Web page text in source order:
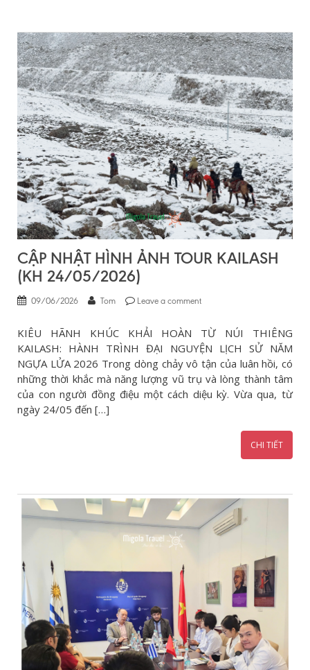
CẬP NHẬT HÌNH ẢNH TOUR KAILASH
(KH 24/05/2026)
09/06/2026 Tom Leave a comment
KIÊU HÃNH KHÚC KHẢI HOÀN TỪ NÚI THIÊNG
KAILASH: HÀNH TRÌNH ĐẠI NGUYỆN LỊCH SỬ NĂM
NGỰA LỬA 2026 Trong dòng chảy vô tận của luân hồi, có
những thời khắc mà năng lượng vũ trụ và lòng thành tâm
của con người đồng điệu một cách diệu kỳ. Vừa qua, từ
ngày 24/05 đến […]
CHI TIẾT